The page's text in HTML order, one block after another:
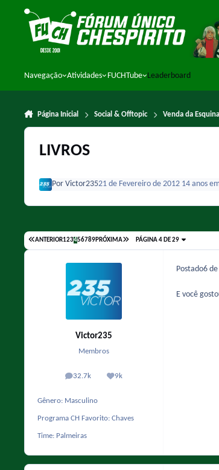
Ir para conteúdo
Navegação Atividades FUCHTube Leaderboard
Página Inicial Social & Offtopic Venda da Esquina
LIVROS
Por Victor23521 de Fevereiro de 2012 14 anos
ANTERIOR123456789PRÓXIMA PÁGINA 4 DE 29
Victor235
Membros
32.7k
posts 9k
Reputação
Gênero: Masculino
Programa CH Favorito: Chaves
Time: Palmeiras
Postado6
E você